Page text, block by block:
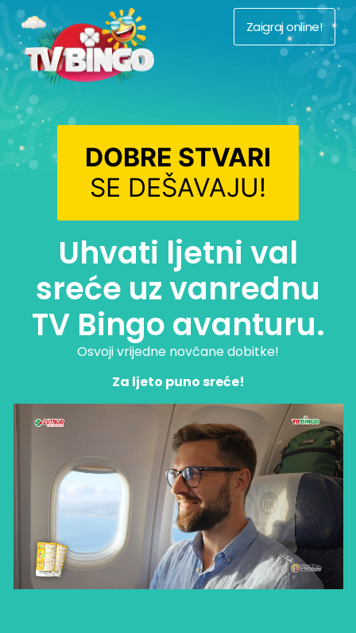
Zaigraj online!
DOBRE STVARI
SE DEŠAVAJU!
Uhvati ljetni val
sreće uz vanrednu
TV Bingo avanturu.
Osvoji vrijedne novčane dobitke!
Za ljeto puno sreće!